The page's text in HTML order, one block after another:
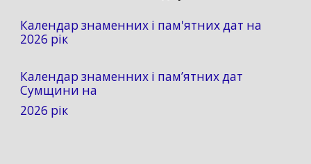
Календар знаменних і пам'ятних дат на
2026 рік
Календар знаменних і пам’ятних дат
Сумщини на
2026 рік